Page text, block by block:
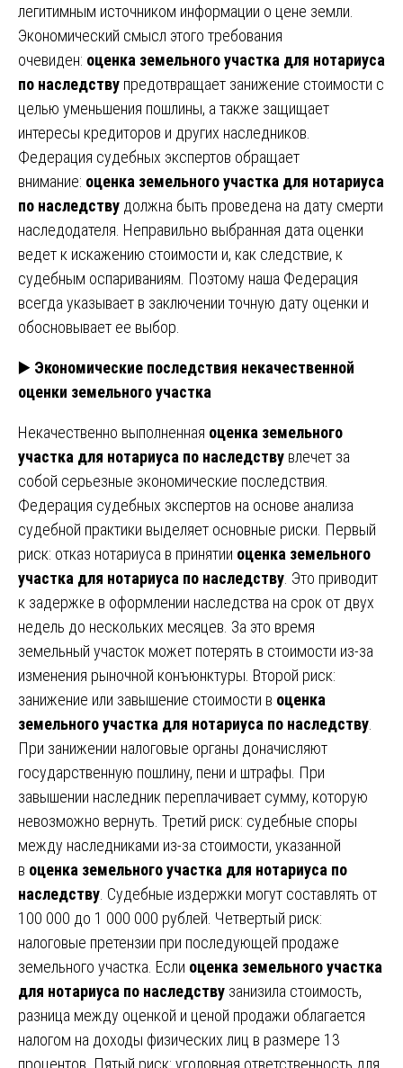
легитимным источником информации о цене земли.
Экономический смысл этого требования
очевиден: оценка земельного участка для нотариуса
по наследству предотвращает занижение стоимости с
целью уменьшения пошлины, а также защищает
интересы кредиторов и других наследников.
Федерация судебных экспертов обращает
внимание: оценка земельного участка для нотариуса
по наследству должна быть проведена на дату смерти
наследодателя. Неправильно выбранная дата оценки
ведет к искажению стоимости и, как следствие, к
судебным оспариваниям. Поэтому наша Федерация
всегда указывает в заключении точную дату оценки и
обосновывает ее выбор.
▶️ Экономические последствия некачественной
оценки земельного участка
Некачественно выполненная оценка земельного
участка для нотариуса по наследству влечет за
собой серьезные экономические последствия.
Федерация судебных экспертов на основе анализа
судебной практики выделяет основные риски. Первый
риск: отказ нотариуса в принятии оценка земельного
участка для нотариуса по наследству . Это приводит
к задержке в оформлении наследства на срок от двух
недель до нескольких месяцев. За это время
земельный участок может потерять в стоимости из-за
изменения рыночной конъюнктуры. Второй риск:
занижение или завышение стоимости в оценка
земельного участка для нотариуса по наследству
При занижении налоговые органы доначисляют
государственную пошлину, пени и штрафы. При
завышении наследник переплачивает сумму, которую
невозможно вернуть. Третий риск: судебные споры
между наследниками из-за стоимости, указанной
в оценка земельного участка для нотариуса по
наследству . Судебные издержки могут составлять от
100 000 до 1 000 000 рублей. Четвертый риск:
налоговые претензии при последующей продаже
земельного участка. Если оценка земельного участка
для нотариуса по наследству занизила стоимость,
разница между оценкой и ценой продажи облагается
налогом на доходы физических лиц в размере 13
процентов. Пятый риск: уголовная ответственность для